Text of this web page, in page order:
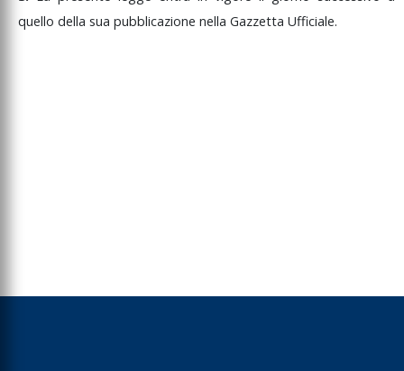
quello della sua pubblicazione nella Gazzetta Ufficiale.